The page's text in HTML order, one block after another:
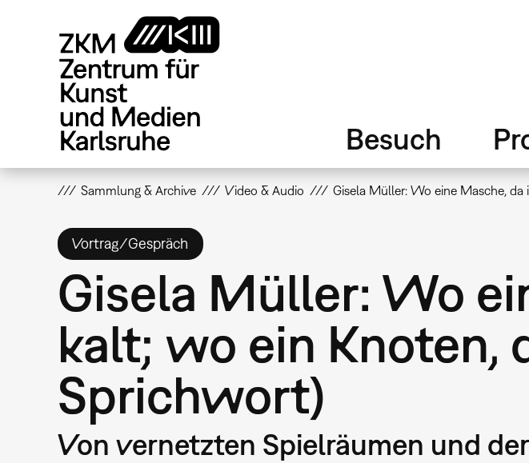
Besuch
Sammlung & Archive Video & Audio Gisela Müller: Wo eine Masche,
Vortrag/Gespräch
Gisela Müller: Wo
kalt; wo ein Knoten,
Sprichwort)
Von vernetzten Spielräumen und